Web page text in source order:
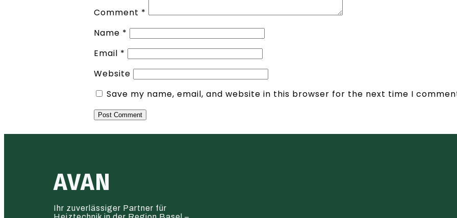
Comment *
Name *
Email *
Website
Save my name, email, and website in this browser for the next time I
AVAN
Ihr zuverlässiger Partner für